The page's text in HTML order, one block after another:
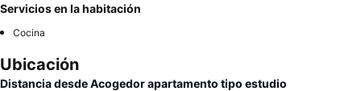
Servicios en la habitación
Cocina
Ubicación
Distancia desde Acogedor apartamento tipo estudio